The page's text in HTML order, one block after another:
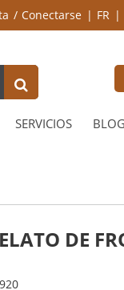
Conectarse FR
SERVICIOS BLOG
DE